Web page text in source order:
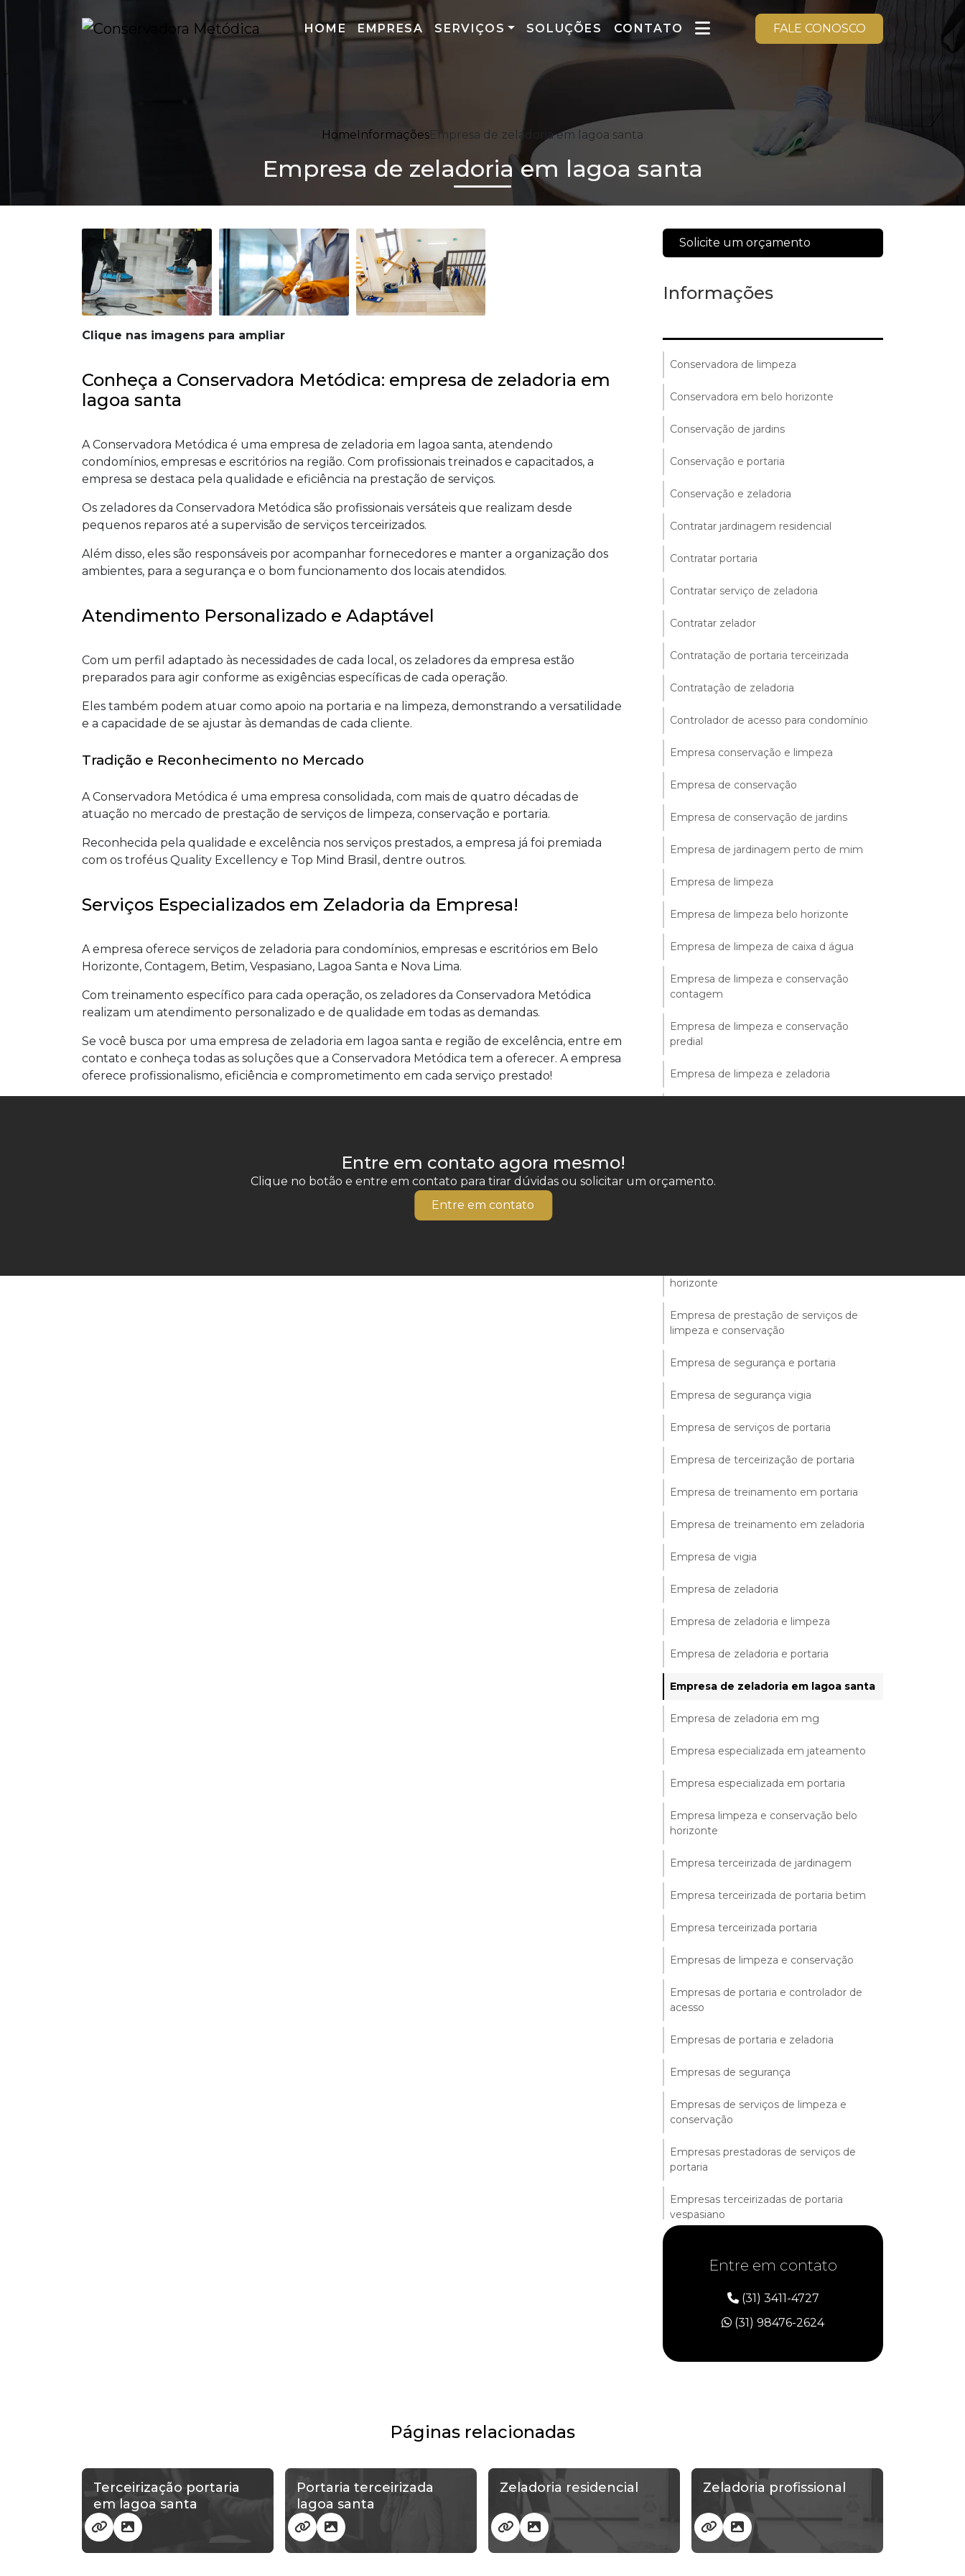
HOME EMPRESA SERVIÇOS SOLUÇÕES CONTATO FALE CONOSCO
HomeInformaçõesEmpresa de zeladoria em lagoa santa
Empresa de zeladoria em lagoa santa
Clique nas imagens para ampliar
Conheça a Conservadora Metódica: empresa de zeladoria em
lagoa santa
A Conservadora Metódica é uma empresa de zeladoria em lagoa santa, atendendo
condomínios, empresas e escritórios na região. Com profissionais treinados e capacitados, a
empresa se destaca pela qualidade e eficiência na prestação de serviços.
Os zeladores da Conservadora Metódica são profissionais versáteis que realizam desde
pequenos reparos até a supervisão de serviços terceirizados.
Além disso, eles são responsáveis por acompanhar fornecedores e manter a organização dos
ambientes, para a segurança e o bom funcionamento dos locais atendidos.
Atendimento Personalizado e Adaptável
Com um perfil adaptado às necessidades de cada local, os zeladores da empresa estão
preparados para agir conforme as exigências específicas de cada operação.
Eles também podem atuar como apoio na portaria e na limpeza, demonstrando a versatilidade
e a capacidade de se ajustar às demandas de cada cliente.
Tradição e Reconhecimento no Mercado
A Conservadora Metódica é uma empresa consolidada, com mais de quatro décadas de
atuação no mercado de prestação de serviços de limpeza, conservação e portaria.
Reconhecida pela qualidade e excelência nos serviços prestados, a empresa já foi premiada
com os troféus Quality Excellency e Top Mind Brasil, dentre outros.
Serviços Especializados em Zeladoria da Empresa!
A empresa oferece serviços de zeladoria para condomínios, empresas e escritórios em Belo
Horizonte, Contagem, Betim, Vespasiano, Lagoa Santa e Nova Lima.
Com treinamento específico para cada operação, os zeladores da Conservadora Metódica
realizam um atendimento personalizado e de qualidade em todas as demandas.
Se você busca por uma empresa de zeladoria em lagoa santa e região de excelência, entre em
contato e conheça todas as soluções que a Conservadora Metódica tem a oferecer. A empresa
oferece profissionalismo, eficiência e comprometimento em cada serviço prestado!
Entre em contato agora mesmo!
Clique no botão e entre em contato para tirar dúvidas ou solicitar um orçamento.
Entre em contato
Solicite um orçamento
Informações
Conservadora de limpeza
Conservadora em belo horizonte
Conservação de jardins
Conservação e portaria
Conservação e zeladoria
Contratar jardinagem residencial
Contratar portaria
Contratar serviço de zeladoria
Contratar zelador
Contratação de portaria terceirizada
Contratação de zeladoria
Controlador de acesso para condomínio
Empresa conservação e limpeza
Empresa de conservação
Empresa de conservação de jardins
Empresa de jardinagem perto de mim
Empresa de limpeza
Empresa de limpeza belo horizonte
Empresa de limpeza de caixa d água
Empresa de limpeza e conservação
contagem
Empresa de limpeza e conservação
predial
Empresa de limpeza e zeladoria
horizonte
Empresa de prestação de serviços de
limpeza e conservação
Empresa de segurança e portaria
Empresa de segurança vigia
Empresa de serviços de portaria
Empresa de terceirização de portaria
Empresa de treinamento em portaria
Empresa de treinamento em zeladoria
Empresa de vigia
Empresa de zeladoria
Empresa de zeladoria e limpeza
Empresa de zeladoria e portaria
Empresa de zeladoria em lagoa santa
Empresa de zeladoria em mg
Empresa especializada em jateamento
Empresa especializada em portaria
Empresa limpeza e conservação belo
horizonte
Empresa terceirizada de jardinagem
Empresa terceirizada de portaria betim
Empresa terceirizada portaria
Empresas de limpeza e conservação
Empresas de portaria e controlador de
acesso
Empresas de portaria e zeladoria
Empresas de segurança
Empresas de serviços de limpeza e
conservação
Empresas prestadoras de serviços de
portaria
Empresas terceirizadas de portaria
vespasiano
Limpeza de ambientes comerciais
Limpeza de caixa d água
Limpeza de escritórios
Entre em contato
(31) 3411-4727
(31) 98476-2624
Páginas relacionadas
Terceirização portaria
em lagoa santa
Portaria terceirizada
lagoa santa
Zeladoria residencial Zeladoria profissional